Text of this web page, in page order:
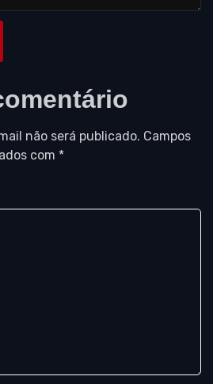
não será publicado. Campos
com *